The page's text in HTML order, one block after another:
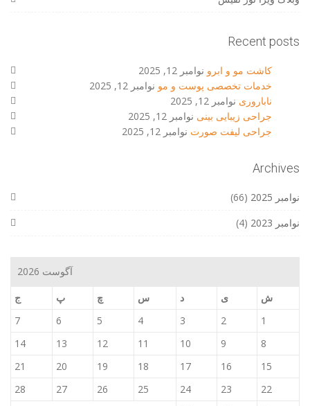
Recent posts
کاشت مو و ابرو نوامبر 12, 2025
خدمات تخصصی پوست و مو نوامبر 12, 2025
ناباروری نوامبر 12, 2025
جراحی زیبایی بینی نوامبر 12, 2025
جراحی لیفت صورت نوامبر 12, 2025
Archives
نوامبر 2025
(66)
نوامبر 2023
(4)
آگوست 2026
ش
ی د س چ پ
ج
1
2
3
4
5
6
7
8
9
10
11
12
13
14
15
16
17
18
19
20
21
22
23
24
25
26
27
28